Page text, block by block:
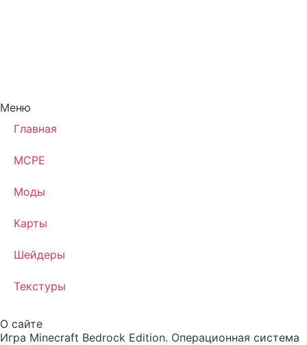
Меню
Главная
MCPE
Моды
Карты
Шейдеры
Текстуры
О сайте
Игра Minecraft Bedrock Edition. Операционная система